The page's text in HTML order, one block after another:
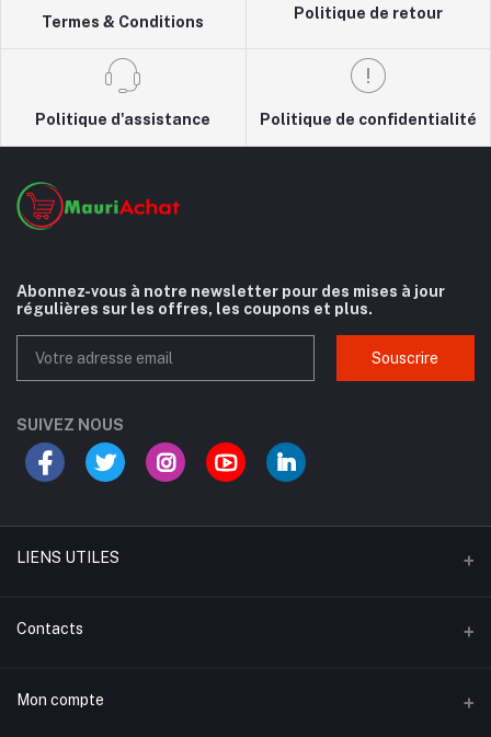
Termes & Conditions
Politique de retour
Politique d'assistance Politique de confidentialité
Abonnez-vous à notre newsletter pour des mises à jour
régulières sur les offres, les coupons et plus.
Souscrire
SUIVEZ NOUS
LIENS UTILES
Termes & Conditions
Politique d'Assistance
Contacts
Adresse
Mon compte